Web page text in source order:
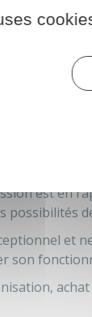
finances
sérieux
en équilibre
est en
possibilités
et
son